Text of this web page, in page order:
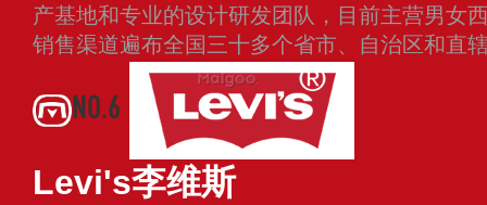
产基地和专业的设计研发团队，目前主营男女
销售渠道遍布全国三十多个省市、自治区和直
NO.6
Levi's李维斯